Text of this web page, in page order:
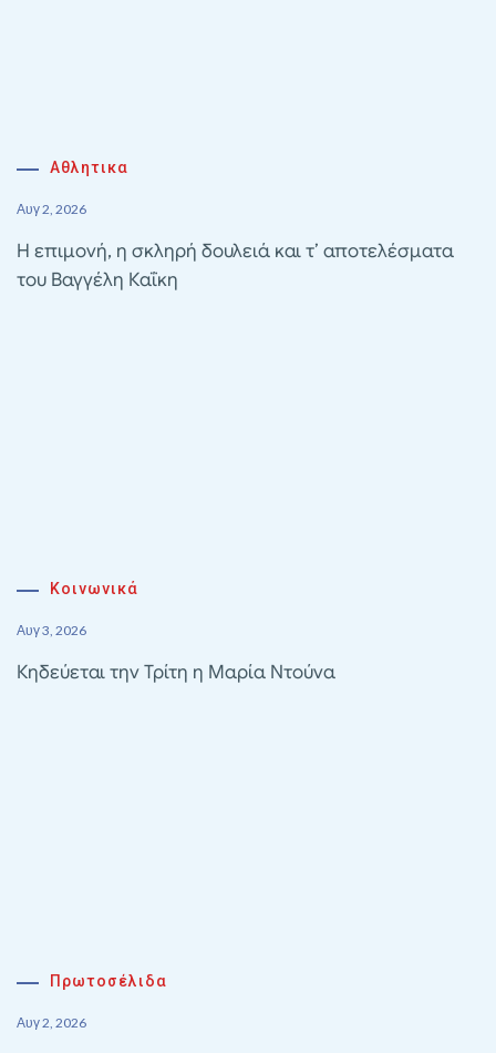
Αθλητικα
Αυγ 2, 2026
Η επιμονή, η σκληρή δουλειά και τ’ αποτελέσματα
του Βαγγέλη Καΐκη
Κοινωνικά
Αυγ 3, 2026
Κηδεύεται την Τρίτη η Μαρία Ντούνα
Πρωτοσέλιδα
Αυγ 2, 2026